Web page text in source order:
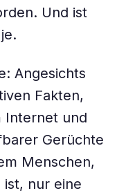
Und ist
Angesichts
Fakten,
Internet und
Gerüchte
Menschen,
ist, nur eine